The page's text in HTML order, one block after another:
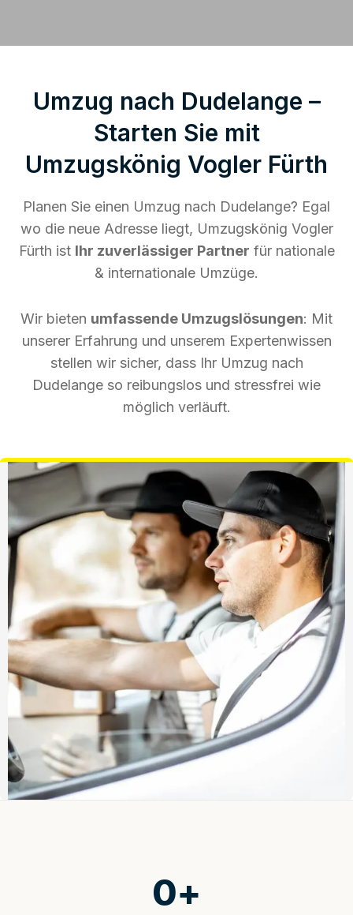
Umzug nach Dudelange –
Starten Sie mit
Umzugskönig Vogler Fürth
Planen Sie einen Umzug nach Dudelange? Egal
wo die neue Adresse liegt, Umzugskönig Vogler
Fürth ist Ihr zuverlässiger Partner für nationale
& internationale Umzüge.
Wir bieten umfassende Umzugslösungen: Mit
unserer Erfahrung und unserem Expertenwissen
stellen wir sicher, dass Ihr Umzug nach
Dudelange so reibungslos und stressfrei wie
möglich verläuft.
0+